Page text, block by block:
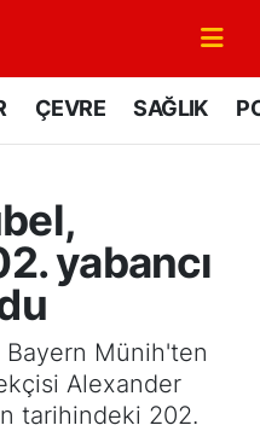
ÇEVRE SAĞLIK
yabancı
Bayern Münih'ten
Alexander
tarihindeki 202.
Haritası
ve Fikstür